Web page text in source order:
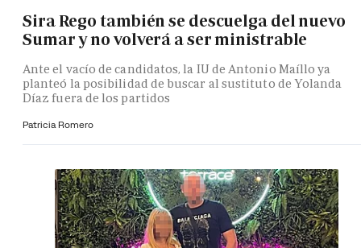
Sira Rego también se descuelga del nuevo
Sumar y no volverá a ser ministrable
Ante el vacío de candidatos, la IU de Antonio Maíllo ya
planteó la posibilidad de buscar al sustituto de Yolanda
Díaz fuera de los partidos
Patricia Romero